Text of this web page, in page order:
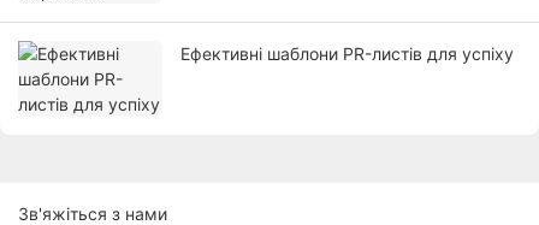
Ефективні шаблони PR-листів для успіху
Зв'яжіться з нами